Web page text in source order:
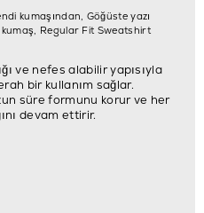
kumaşından, Göğüste yazı
kumaş, Regular Fit Sweatshirt
ve nefes alabilir yapısıyla
bir kullanım sağlar.
süre formunu korur ve her
devam ettirir.